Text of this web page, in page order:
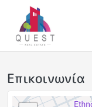
Επικοινωνία